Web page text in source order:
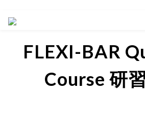
FLEXI-BAR
Course 研